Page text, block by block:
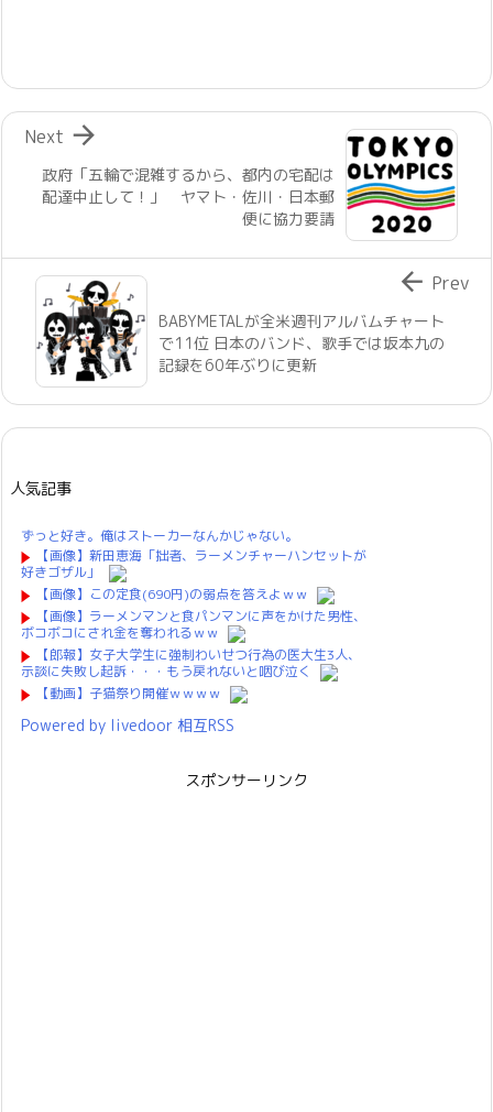
政府「五輪で混雑するから、都内の宅配は
配達中止して！」 ヤマト・佐川・日本郵
便に協力要請

Next
BABYMETALが全米週刊アルバムチャート
で11位 日本のバンド、歌手では坂本九の
記録を60年ぶりに更新
 Prev
人気記事
ずっと好き。俺はストーカーなんかじゃない。
【画像】新田恵海「拙者、ラーメンチャーハンセットが
好きゴザル」
【画像】この定食(690円)の弱点を答えよｗｗ
【画像】ラーメンマンと食パンマンに声をかけた男性、
ボコボコにされ金を奪われるｗｗ
【郎報】女子大学生に強制わいせつ行為の医大生3人、
示談に失敗し起訴・・・もう戻れないと咽び泣く
【動画】子猫祭り開催ｗｗｗｗ
Powered by livedoor 相互RSS
スポンサーリンク